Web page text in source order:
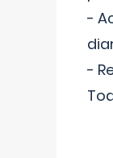
-
-